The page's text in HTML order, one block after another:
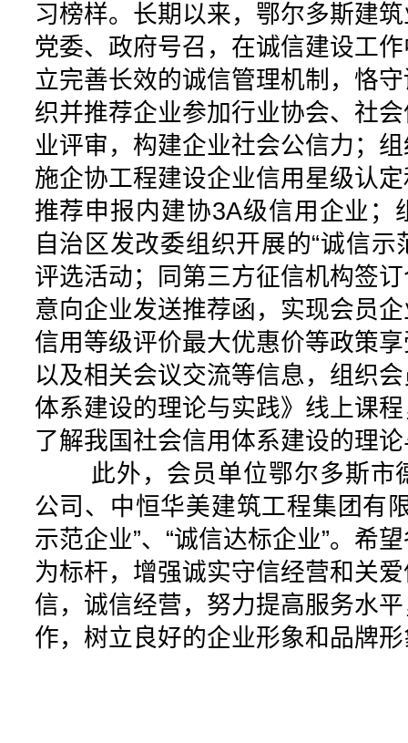
习榜样。长期以来，鄂尔多斯建
党委、政府号召，在诚信建设工
立完善长效的诚信管理机制，恪
织并推荐企业参加行业协会、社
业评审，构建企业社会公信力；
施企协工程建设企业信用星级认
推荐申报内建协3A级信用企业；
自治区发改委组织开展的“诚信示
评选活动；同第三方征信机构签
意向企业发送推荐函，实现会员
信用等级评价最大优惠价等政策
以及相关会议交流等信息，组织
体系建设的理论与实践》线上课
了解我国社会信用体系建设的理
此外，会员单位鄂尔多斯市
公司、中恒华美建筑工程集团有
示范企业”、“诚信达标企业”。希
为标杆，增强诚实守信经营和关
信，诚信经营，努力提高服务水
作，树立良好的企业形象和品牌